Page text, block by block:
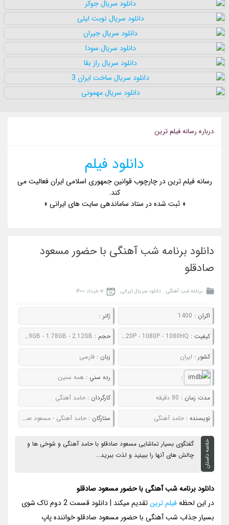
درباره رسانه فيلم ترين
دانلود فیلم
رسانه فیلم ترین در چارچوب قوانین جمهوری اسلامی ایران فعالیت می
کند.
« ثبت شده در ستاد ساماندهی سایت های ایرانی »
دانلود برنامه شب آهنگی با حضور مسعود
صادقلو
برنامه شب آهنگی دانلود سریال ایرانی ۱۲ خرداد ۱۴۰۰
اکران : 1400 ژانر :
کيفيت : 480P - 720P - 1080P - 1080HQ حجم : 464MB - 679MB - 1.29GB - 1.78GB - 2.12GB
کشور : ایران زبان : فارسی
: رده سني : همه سنین
مدت زمان : 80 دقیقه کارگردان : حامد آهنگی
نويسنده :حامد آهنگی ستارگان : حامد آهنگی - مسعود صادقلو
خلاصه داستان
گفتگوی بسیار تماشایی مسعود صادقلو با حامد آهنگی و شوخی ها و
چالش های آنها را ببینید و لذت ببرید...
دانلود برنامه شب آهنگی با حضور مسعود صادقلو
در این لحظهفیلم ترین
تقدیم میکند | دانلود قسمت 2 دوم تاک شوی
بسیار جذاب شب آهنگی با حضور مسعود صادقلو خواننده پاپ